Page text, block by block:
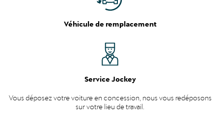
Véhicule de remplacement
Service Jockey
Vous déposez votre voiture en concession, nous vous redéposons
sur votre lieu de travail.